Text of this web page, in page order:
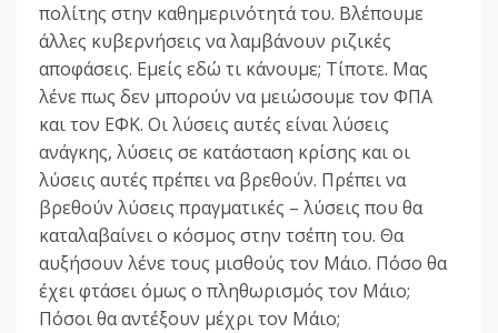
πολίτης στην καθημερινότητά του. Βλέπουμε
άλλες κυβερνήσεις να λαμβάνουν ριζικές
αποφάσεις. Εμείς εδώ τι κάνουμε; Τίποτε. Μας
λένε πως δεν μπορούν να μειώσουμε τον ΦΠΑ
και τον ΕΦΚ. Οι λύσεις αυτές είναι λύσεις
ανάγκης, λύσεις σε κατάσταση κρίσης και οι
λύσεις αυτές πρέπει να βρεθούν. Πρέπει να
βρεθούν λύσεις πραγματικές – λύσεις που θα
καταλαβαίνει ο κόσμος στην τσέπη του. Θα
αυξήσουν λένε τους μισθούς τον Μάιο. Πόσο θα
έχει φτάσει όμως ο πληθωρισμός τον Μάιο;
Πόσοι θα αντέξουν μέχρι τον Μάιο;